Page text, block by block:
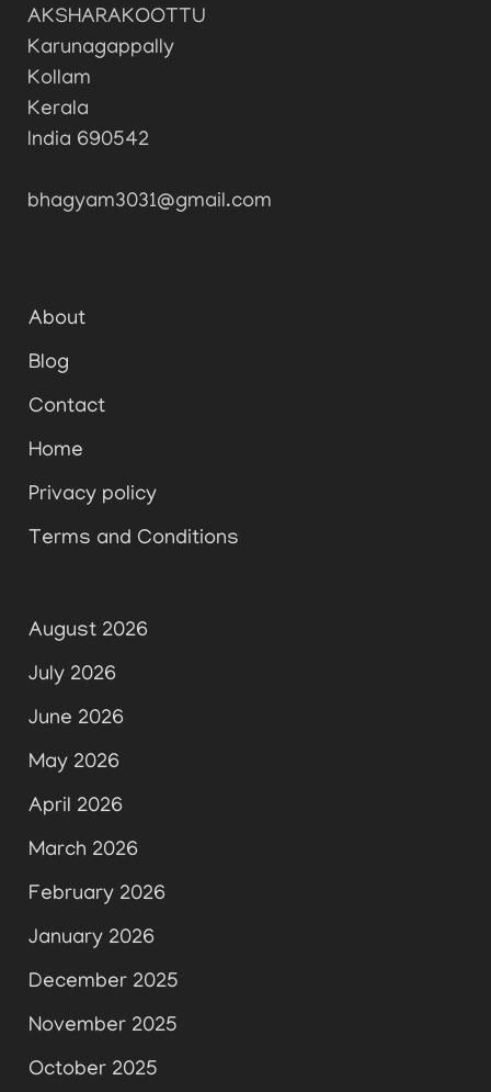
AKSHARAKOOTTU
Karunagappally
Kollam
Kerala
India 690542
bhagyam3031@gmail.com
About
Blog
Contact
Home
Privacy policy
Terms and Conditions
August 2026
July 2026
June 2026
May 2026
April 2026
March 2026
February 2026
January 2026
December 2025
November 2025
October 2025